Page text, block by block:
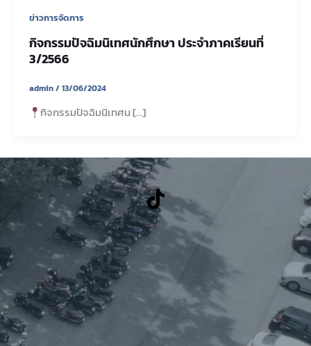
ข่าวการจัดการ
กิจกรรมปัจฉิมนิเทศนักศึกษา ประจำภาคเรียนที่
3/2566
admin/ 13/06/2024
กิจกรรมปัจฉิมนิเทศน […]